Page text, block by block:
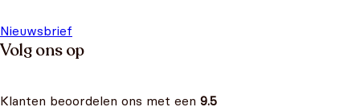
Nieuwsbrief
Volg ons op
Klanten beoordelen ons met een 9.5